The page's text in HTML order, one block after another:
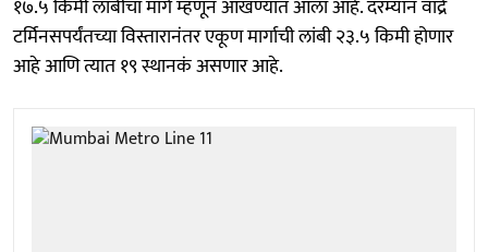
१७.५ किमी लांबीचा मार्ग म्हणून आखण्यात आला आहे. दरम्यान वांद्रे
टर्मिनसपर्यंतच्या विस्तारानंतर एकूण मार्गाची लांबी २३.५ किमी होणार
आहे आणि त्यात १९ स्थानकं असणार आहे.